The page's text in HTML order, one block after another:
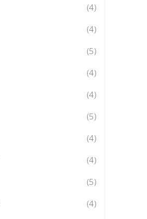
(4)
(4)
(5)
(4)
(4)
(5)
(4)
(4)
(5)
(4)